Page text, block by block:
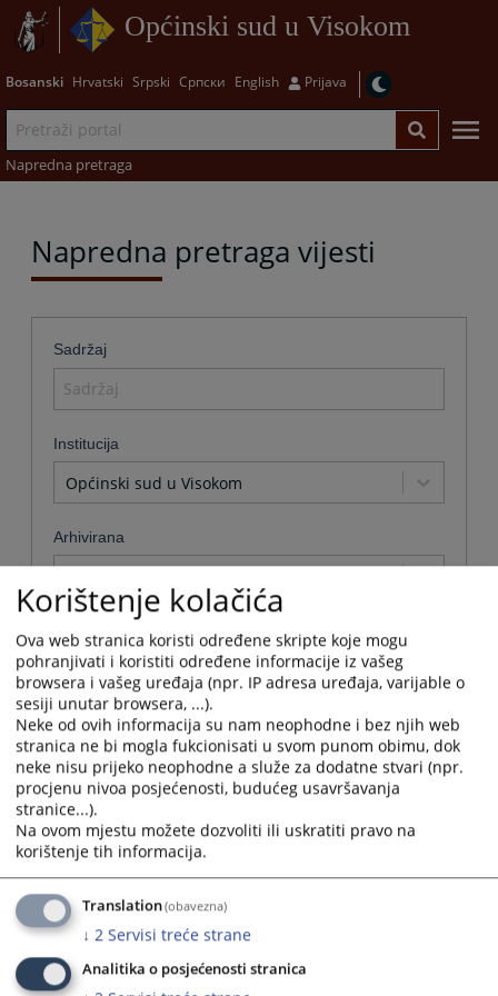
Općinski sud u Visokom
Bosanski Hrvatski Srpski Српски English Prijava
Napredna pretraga
Napredna pretraga vijesti
Sadržaj
Institucija
Općinski sud u Visokom
Arhivirana
Datum od
Navigate
forward
to
interact
with
the
calendar
and
select
a
date.
Press
the
question
Datum do
Navigate
forward
to
interact
with
the
calendar
and
select
a
Sortiraj po
Odaberi...
Napredne stavke
Pretraži
Korištenje kolačića
Ova web stranica koristi određene skripte koje mogu
pohranjivati i koristiti određene informacije iz vašeg
browsera i vašeg uređaja (npr. IP adresa uređaja, varijable o
sesiji unutar browsera, ...).
Neke od ovih informacija su nam neophodne i bez njih web
stranica ne bi mogla fukcionisati u svom punom obimu, dok
neke nisu prijeko neophodne a služe za dodatne stvari (npr.
procjenu nivoa posjećenosti, budućeg usavršavanja
stranice...).
Na ovom mjestu možete dozvoliti ili uskratiti pravo na
korištenje tih informacija.
Translation(obavezna)
↓ 2 Servisi treće strane
Analitika o posjećenosti stranica